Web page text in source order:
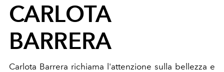
CARLOTA
BARRERA
Carlota Barrera richiama l'attenzione sulla bellezza e